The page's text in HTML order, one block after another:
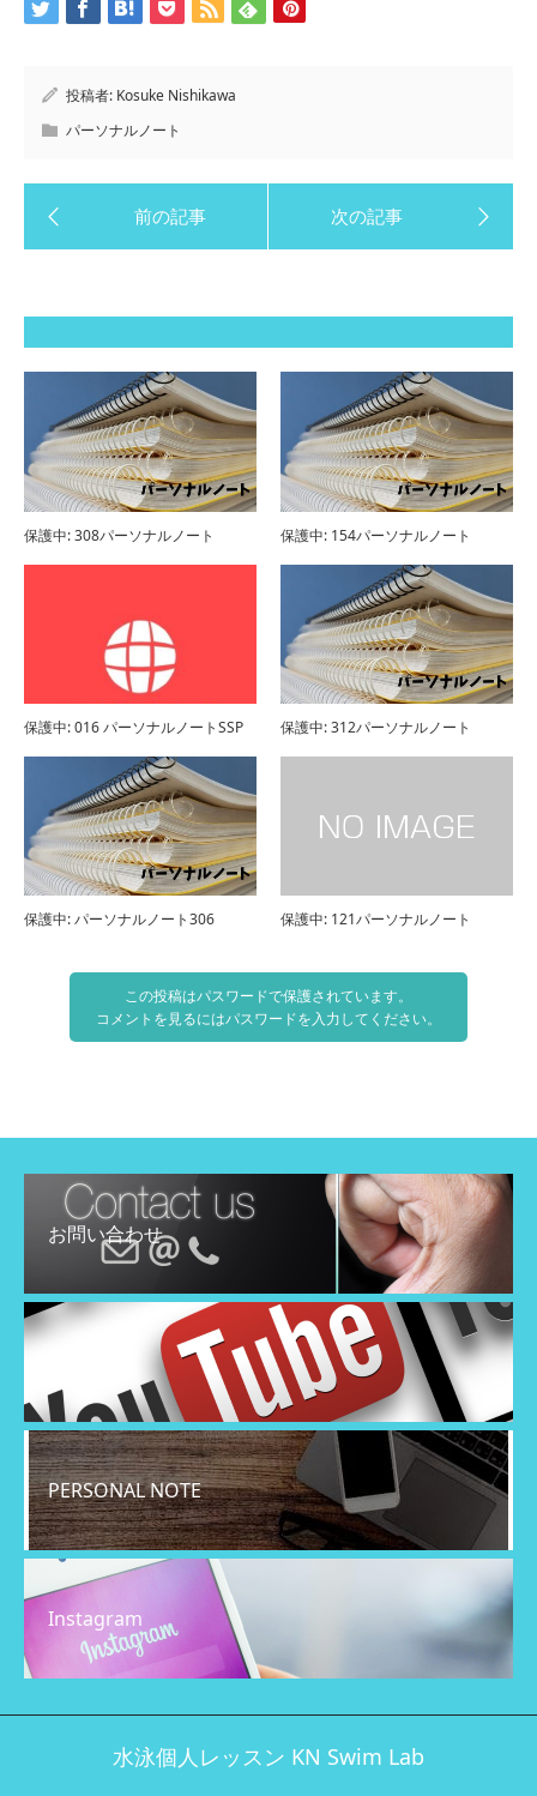
投稿者: Kosuke Nishikawa
パーソナルノート
保護中: 308パーソナルノート 保護中: 154パーソナルノート
保護中: 016 パーソナルノートSSP 保護中: 312パーソナルノート
保護中: パーソナルノート306 保護中: 121パーソナルノート
この投稿はパスワードで保護されています。
コメントを見るにはパスワードを入力してください。
お問い合わせ
PERSONAL NOTE
Instagram
水泳個人レッスン KN Swim Lab